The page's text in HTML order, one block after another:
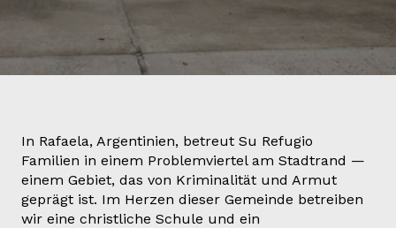
In Rafaela, Argentinien, betreut Su Refugio
Familien in einem Problemviertel am Stadtrand —
einem Gebiet, das von Kriminalität und Armut
geprägt ist. Im Herzen dieser Gemeinde betreiben
wir eine christliche Schule und ein